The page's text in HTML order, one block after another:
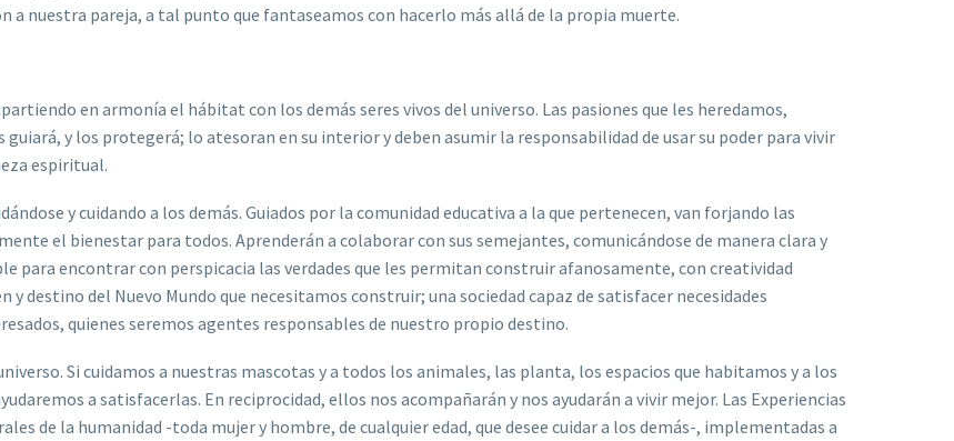
a nuestra pareja, a tal punto que fantaseamos con hacerlo más allá de la propia muerte.
en armonía el hábitat con los demás seres vivos del universo. Las pasiones que les heredamos,
y los protegerá; lo atesoran en su interior y deben asumir la responsabilidad de usar su poder para vivir
espiritual.
y cuidando a los demás. Guiados por la comunidad educativa a la que pertenecen, van forjando las
el bienestar para todos. Aprenderán a colaborar con sus semejantes, comunicándose de manera clara y
para encontrar con perspicacia las verdades que les permitan construir afanosamente, con creatividad
destino del Nuevo Mundo que necesitamos construir; una sociedad capaz de satisfacer necesidades
quienes seremos agentes responsables de nuestro propio destino.
Si cuidamos a nuestras mascotas y a todos los animales, las planta, los espacios que habitamos y a los
a satisfacerlas. En reciprocidad, ellos nos acompañarán y nos ayudarán a vivir mejor. Las Experiencias
de la humanidad -toda mujer y hombre, de cualquier edad, que desee cuidar a los demás-, implementadas a